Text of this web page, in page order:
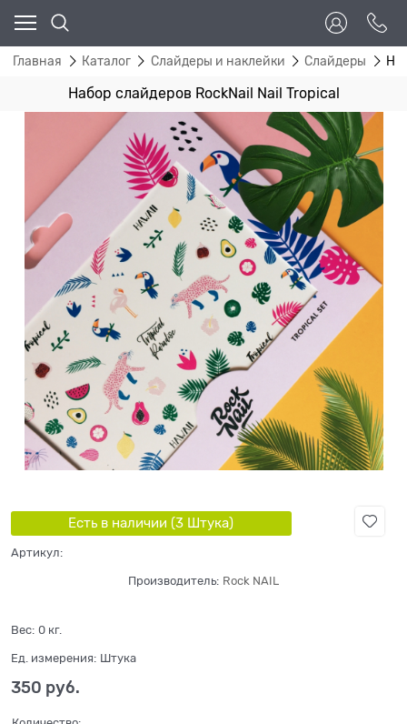
Главная Каталог Слайдеры и наклейки Слайдеры
Набор слайдеров RockNail Nail Tropical
Есть в наличии (3 Штука)
Артикул:
Производитель: Rock NAIL
Вес: 0 кг.
Ед. измерения: Штука
350 руб.